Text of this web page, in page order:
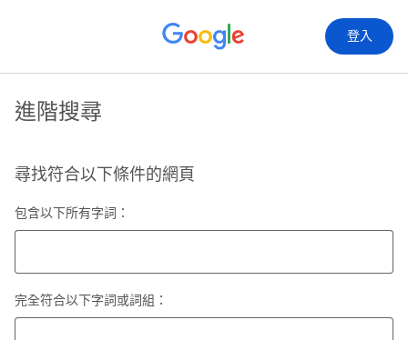
登入
進階搜尋
尋找符合以下條件的網頁
包含以下所有字詞：
完全符合以下字詞或詞組：